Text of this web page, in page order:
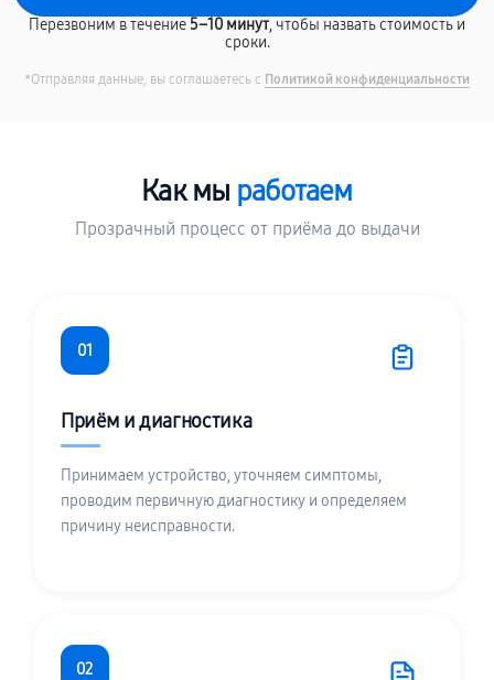
Перезвоним в течение5–10 минут, чтобы назвать стоимость и
сроки.
*Отправляя данные, вы соглашаетесь с Политикой конфиденциальности
Как мы работаем
Прозрачный процесс от приёма до выдачи
01
Приём и диагностика
Принимаем устройство, уточняем симптомы,
проводим первичную диагностику и определяем
причину неисправности.
02